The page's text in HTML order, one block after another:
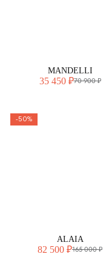
MANDELLI
35 450 ₽70 900 ₽
-50%
ALAIA
82 500 ₽165 000 ₽